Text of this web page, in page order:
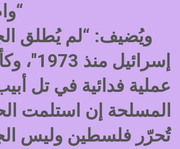
ويُضيف: “لم يُطلق
عملية فدائية في تل
المسلحة إن استلمت
تُحرّر فلسطين وليس